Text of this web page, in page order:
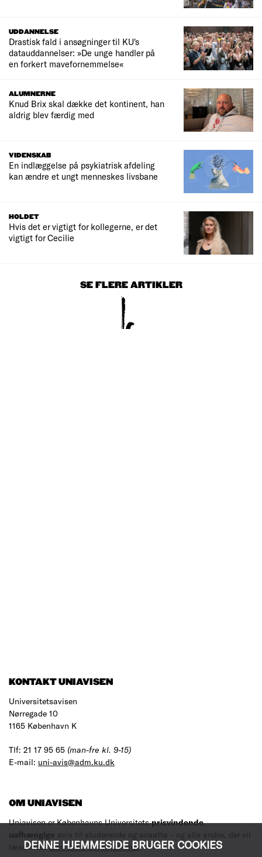
DENNE HJEMMESIDE BRUGER COOKIES
UDDANNELSE
Drastisk fald i ansøgninger til KU's
datauddannelser: »De unge handler på
en forkert mavefornemmelse«
ALUMNERNE
Knud Brix skal dække det kontinent, han
aldrig blev færdig med
VIDENSKAB
En indlæggelse på psykiatrisk afdeling
kan ændre et ungt menneskes livsbane
HOLDET
Hvis det er vigtigt for kollegerne, er det
vigtigt for Cecilie
SE FLERE ARTIKLER
KONTAKT UNIAVISEN
Universitetsavisen
Nørregade 10
1165 København K
Tlf: 21 17 95 65 (man-fre kl. 9-15)
E-mail: uni-avis@adm.ku.dk
OM UNIAVISEN
Uniavisen er Københavns Universitetsprisvindende,
uafhængige avis til studerende og ansatte – og alle andre, der vil
læse med.Læs mere om avisen her.